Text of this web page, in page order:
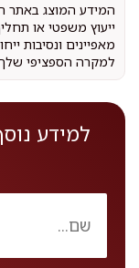
המידע המוצג באתר
ייעוץ משפטי או
מאפיינים ונסיבות
למקרה הספציפי
למידע